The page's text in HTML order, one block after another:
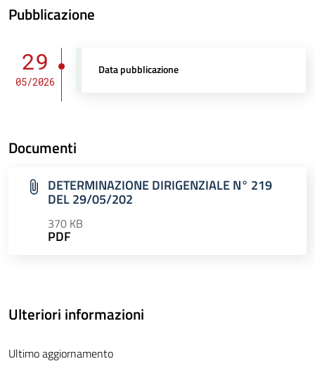
Pubblicazione
29
05/2026
Data pubblicazione
Documenti
DETERMINAZIONE DIRIGENZIALE N° 219
DEL 29/05/202
370 KB
PDF
Ulteriori informazioni
Ultimo aggiornamento